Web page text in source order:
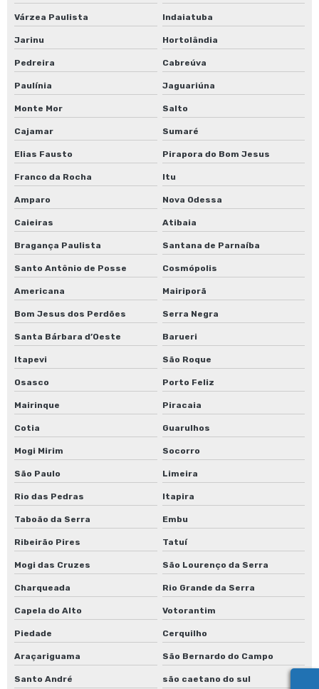
Várzea Paulista Indaiatuba
Jarinu Hortolândia
Pedreira Cabreúva
Paulínia Jaguariúna
Monte Mor Salto
Cajamar Sumaré
Elias Fausto Pirapora do Bom Jesus
Franco da Rocha Itu
Amparo Nova Odessa
Caieiras Atibaia
Bragança Paulista Santana de Parnaíba
Santo Antônio de Posse Cosmópolis
Americana Mairiporã
Bom Jesus dos Perdões Serra Negra
Santa Bárbara d’Oeste Barueri
Itapevi São Roque
Osasco Porto Feliz
Mairinque Piracaia
Cotia Guarulhos
Mogi Mirim Socorro
São Paulo Limeira
Rio das Pedras Itapira
Taboão da Serra Embu
Ribeirão Pires Tatuí
Mogi das Cruzes São Lourenço da Serra
Charqueada Rio Grande da Serra
Capela do Alto Votorantim
Piedade Cerquilho
Araçariguama São Bernardo do Campo
Santo André são caetano do sul